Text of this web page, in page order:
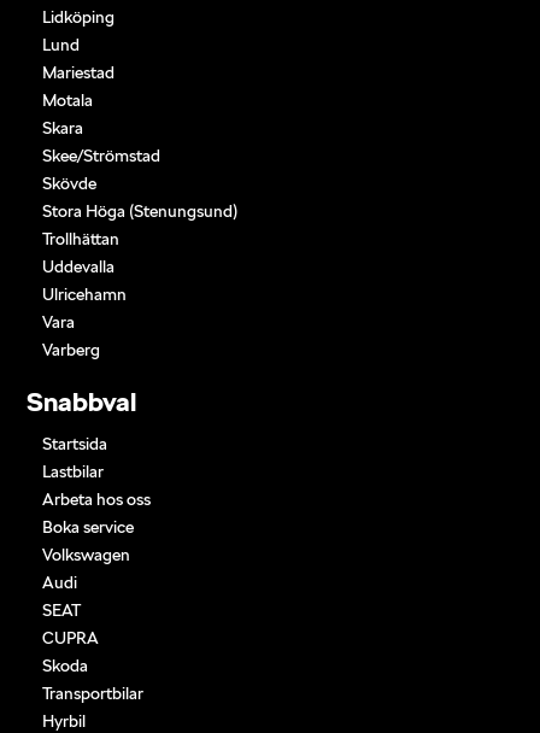
Lidköping
Lund
Mariestad
Motala
Skara
Skee/Strömstad
Skövde
Stora Höga (Stenungsund)
Trollhättan
Uddevalla
Ulricehamn
Vara
Varberg
Snabbval
Startsida
Lastbilar
Arbeta hos oss
Boka service
Volkswagen
Audi
SEAT
CUPRA
Skoda
Transportbilar
Hyrbil